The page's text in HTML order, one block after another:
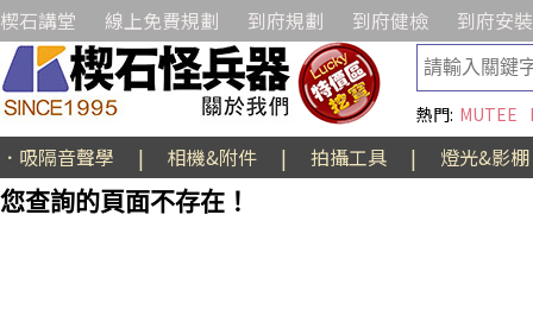
楔石講堂 線上免費規劃 到府規劃 到府健檢 到府安裝
熱門: MUTEE
．吸隔音聲學 | 相機&附件 | 拍攝工具 |
燈光&影棚
您查詢的頁面不存在！